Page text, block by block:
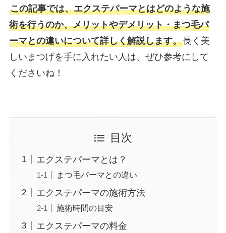
この記事では、エクステパーマとはどのような施
術を行うのか、メリットやデメリット・まつ毛パ
ーマとの違いについて詳しく解説します。長く美
しいまつげを手に入れたい人は、ぜひ参考にして
くださいね！
目次
エクステパーマとは？
まつ毛パーマとの違い
エクステパーマの施術方法
施術時間の目安
エクステパーマの料金